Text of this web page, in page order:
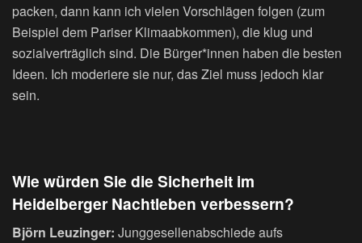
packen, dann kann ich vielen Vorschlägen folgen (zum
Beispiel dem Pariser Klimaabkommen), die klug und
sozialverträglich sind. Die Bürger*innen haben die besten
Ideen. Ich moderiere sie nur, das Ziel muss jedoch klar
sein.
Wie würden Sie die Sicherheit im
Heidelberger Nachtleben verbessern?
Björn Leuzinger: Junggesellenabschiede aufs